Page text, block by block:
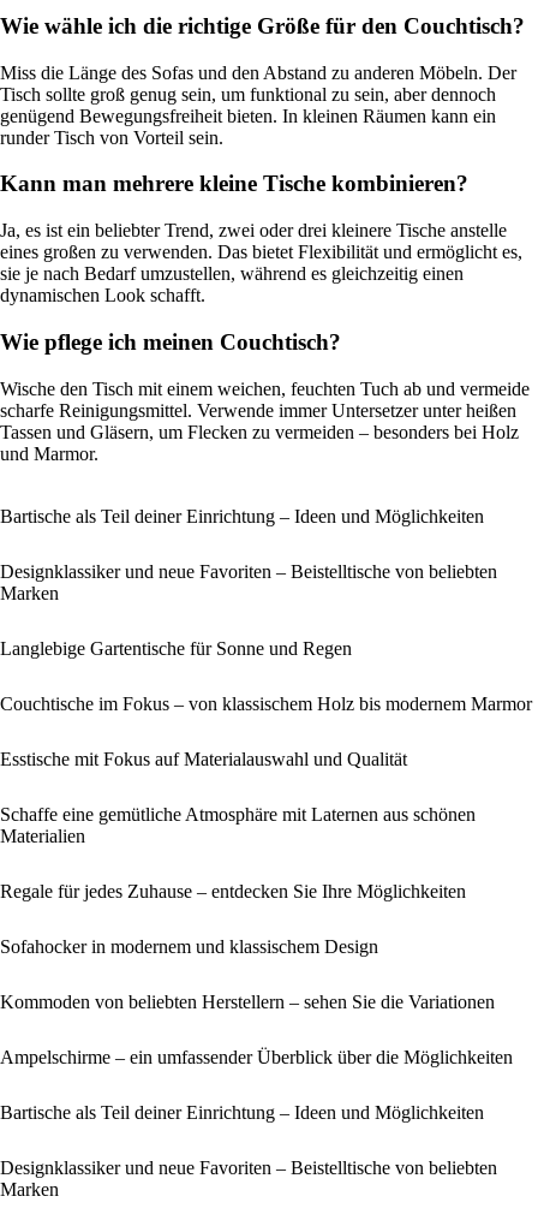
Wie wähle ich die richtige Größe für den Couchtisch?
Miss die Länge des Sofas und den Abstand zu anderen Möbeln. Der
Tisch sollte groß genug sein, um funktional zu sein, aber dennoch
genügend Bewegungsfreiheit bieten. In kleinen Räumen kann ein
runder Tisch von Vorteil sein.
Kann man mehrere kleine Tische kombinieren?
Ja, es ist ein beliebter Trend, zwei oder drei kleinere Tische anstelle
eines großen zu verwenden. Das bietet Flexibilität und ermöglicht es,
sie je nach Bedarf umzustellen, während es gleichzeitig einen
dynamischen Look schafft.
Wie pflege ich meinen Couchtisch?
Wische den Tisch mit einem weichen, feuchten Tuch ab und vermeide
scharfe Reinigungsmittel. Verwende immer Untersetzer unter heißen
Tassen und Gläsern, um Flecken zu vermeiden – besonders bei Holz
und Marmor.
Bartische als Teil deiner Einrichtung – Ideen und Möglichkeiten
Designklassiker und neue Favoriten – Beistelltische von beliebten
Marken
Langlebige Gartentische für Sonne und Regen
Couchtische im Fokus – von klassischem Holz bis modernem Marmor
Esstische mit Fokus auf Materialauswahl und Qualität
Schaffe eine gemütliche Atmosphäre mit Laternen aus schönen
Materialien
Regale für jedes Zuhause – entdecken Sie Ihre Möglichkeiten
Sofahocker in modernem und klassischem Design
Kommoden von beliebten Herstellern – sehen Sie die Variationen
Ampelschirme – ein umfassender Überblick über die Möglichkeiten
Bartische als Teil deiner Einrichtung – Ideen und Möglichkeiten
Designklassiker und neue Favoriten – Beistelltische von beliebten
Marken